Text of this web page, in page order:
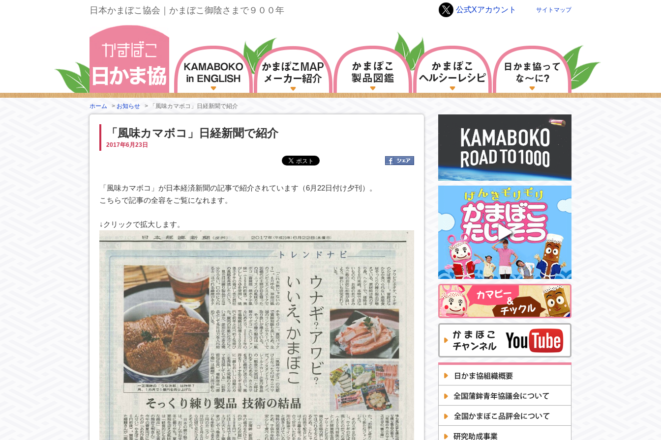
日本かまぼこ協会｜かまぼこ御陰さまで９００年 サイトマップ
公式Xアカウント
ホーム > お知らせ > 「風味カマボコ」日経新聞で紹介
「風味カマボコ」日経新聞で紹介
2017年6月23日
「風味カマボコ」が日本経済新聞の記事で紹介されています（6月22日付け夕刊）。
こちらで記事の全容をご覧になれます。
↓クリックで拡大します。